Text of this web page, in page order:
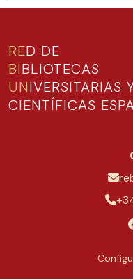
RED DE
BIBLIOTECAS
UNIVERSITARIAS
CIENTÍFICAS